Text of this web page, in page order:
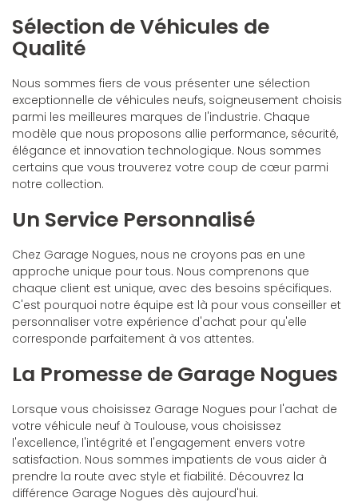
Sélection de Véhicules de
Qualité
Nous sommes fiers de vous présenter une sélection
exceptionnelle de véhicules neufs, soigneusement choisis
parmi les meilleures marques de l'industrie. Chaque
modèle que nous proposons allie performance, sécurité,
élégance et innovation technologique. Nous sommes
certains que vous trouverez votre coup de cœur parmi
notre collection.
Un Service Personnalisé
Chez Garage Nogues, nous ne croyons pas en une
approche unique pour tous. Nous comprenons que
chaque client est unique, avec des besoins spécifiques.
C'est pourquoi notre équipe est là pour vous conseiller et
personnaliser votre expérience d'achat pour qu'elle
corresponde parfaitement à vos attentes.
La Promesse de Garage Nogues
Lorsque vous choisissez Garage Nogues pour l'achat de
votre véhicule neuf à Toulouse, vous choisissez
l'excellence, l'intégrité et l'engagement envers votre
satisfaction. Nous sommes impatients de vous aider à
prendre la route avec style et fiabilité. Découvrez la
différence Garage Nogues dès aujourd'hui.